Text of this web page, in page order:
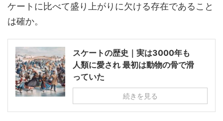
ケートに比べて盛り上がりに欠ける存在であること
は確か。
スケートの歴史｜実は3000年も
人類に愛され 最初は動物の骨で滑
っていた
続きを見る